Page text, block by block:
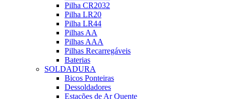
Pilha CR2032
Pilha LR20
Pilha LR44
Pilhas AA
Pilhas AAA
Pilhas Recarregáveis
Baterias
SOLDADURA
Bicos Ponteiras
Dessoldadores
Estações de Ar Quente